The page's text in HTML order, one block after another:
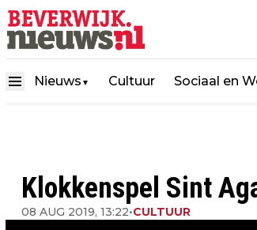
Nieuws ▼ Cultuur Sociaal en
Klokkenspel Sint
08 AUG 2019, 13:22•CULTUUR